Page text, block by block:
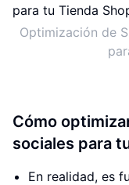
Optimización de
Cómo
sociales para
En realidad, es